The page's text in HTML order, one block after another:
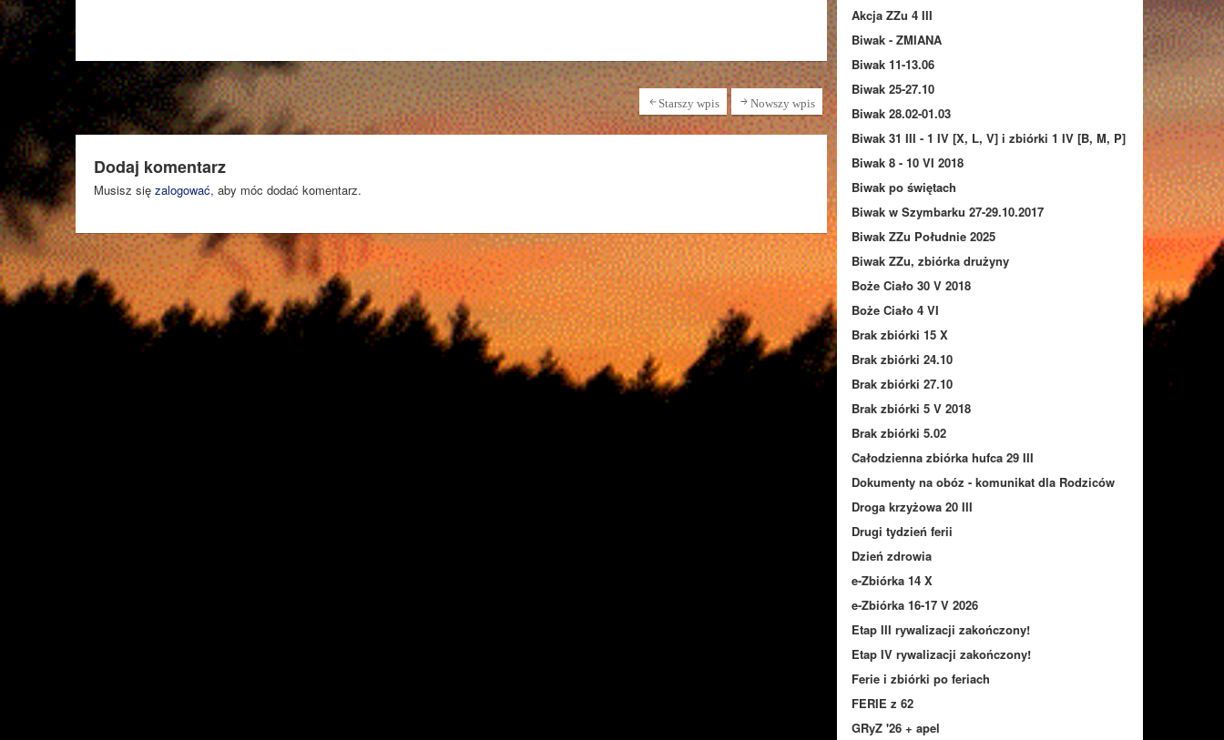
Starszy wpis Nowszy wpis
Dodaj komentarz
Musisz się zalogować, aby móc dodać komentarz.
Akcja ZZu 4 III
Biwak - ZMIANA
Biwak 11-13.06
Biwak 25-27.10
Biwak 28.02-01.03
Biwak 31 III - 1 IV [X, L, V] i zbiórki 1 IV [B, M, P]
Biwak 8 - 10 VI 2018
Biwak po świętach
Biwak w Szymbarku 27-29.10.2017
Biwak ZZu Południe 2025
Biwak ZZu, zbiórka drużyny
Boże Ciało 30 V 2018
Boże Ciało 4 VI
Brak zbiórki 15 X
Brak zbiórki 24.10
Brak zbiórki 27.10
Brak zbiórki 5 V 2018
Brak zbiórki 5.02
Całodzienna zbiórka hufca 29 III
Dokumenty na obóz - komunikat dla Rodziców
Droga krzyżowa 20 III
Drugi tydzień ferii
Dzień zdrowia
e-Zbiórka 14 X
e-Zbiórka 16-17 V 2026
Etap III rywalizacji zakończony!
Etap IV rywalizacji zakończony!
Ferie i zbiórki po feriach
FERIE z 62
GRyZ '26 + apel